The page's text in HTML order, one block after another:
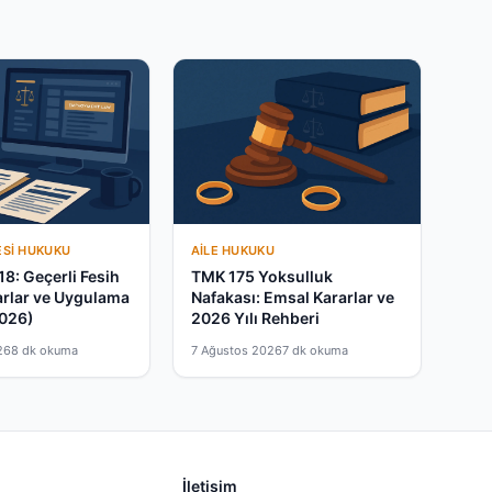
HUKUKU
Geçerli Fesih
ve Uygulama
8 dk okuma
AILE HUKUKU
TMK 175 Yoksulluk
Nafakası: Emsal Kararlar ve
2026 Yılı Rehberi
7 Ağustos 20267 dk okuma
İletişim